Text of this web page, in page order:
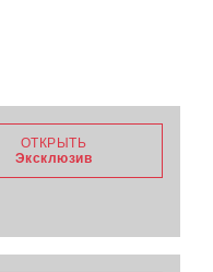
ОТКРЫТЬ
Эксклюзив